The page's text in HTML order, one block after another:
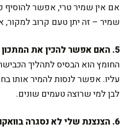
אם אין שמיר טרי, אפשר להוסיף
שמיר – זה יתן טעם קרוב למקור,
5. האם אפשר להכין את המתכון בלי חומץ?
החומץ הוא הבסיס לתהליך
עליו. אפשר לנסות להמיר אותו
לבן למי שרוצה טעמים שונים.
6. הצנצנת שלי לא נסגרה בוואקום, זה בעייתי?